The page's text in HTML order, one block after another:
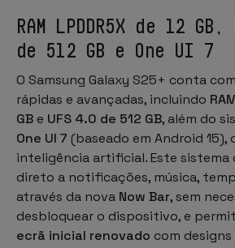
RAM LPDDR5X de 12 GB,
de 512 GB e One UI 7
O Samsung Galaxy S25+ conta
rápidas e avançadas, incluindo
GB e UFS 4.0 de 512 GB, além do
One UI 7 (baseado em Android
inteligência artificial. Este sistema
direto a notificações, música,
através da nova Now Bar, sem
desbloquear o dispositivo, e
ecrã inicial renovado com